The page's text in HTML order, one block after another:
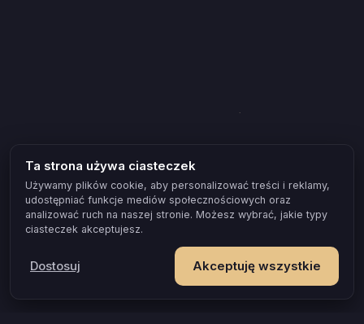
Ta strona używa ciasteczek
Używamy plików cookie, aby personalizować treści i reklamy,
udostępniać funkcje mediów społecznościowych oraz
analizować ruch na naszej stronie. Możesz wybrać, jakie typy
ciasteczek akceptujesz.
Akceptuję wszystkie
Dostosuj